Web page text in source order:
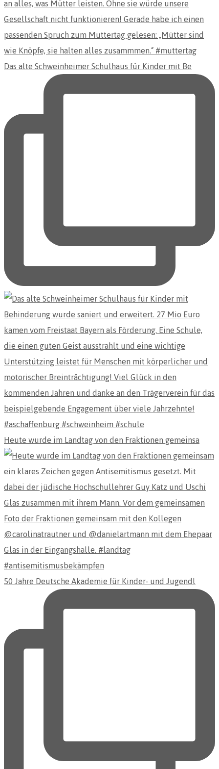
Das alte Schweinheimer Schulhaus für Kinder mit Be
Heute wurde im Landtag von den Fraktionen gemeinsa
50 Jahre Deutsche Akademie für Kinder- und Jugendl